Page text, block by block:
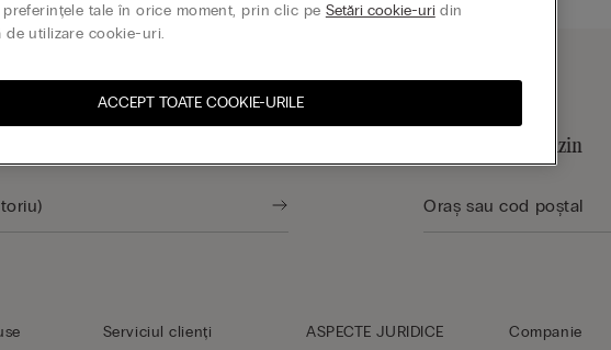
Găsește un magazin
Serviciul clienți ASPECTE JURIDICE Companie
tale în orice moment, prin clic pe Setări cookie-uridin
de utilizare cookie-uri.
ACCEPT TOATE COOKIE-URILE